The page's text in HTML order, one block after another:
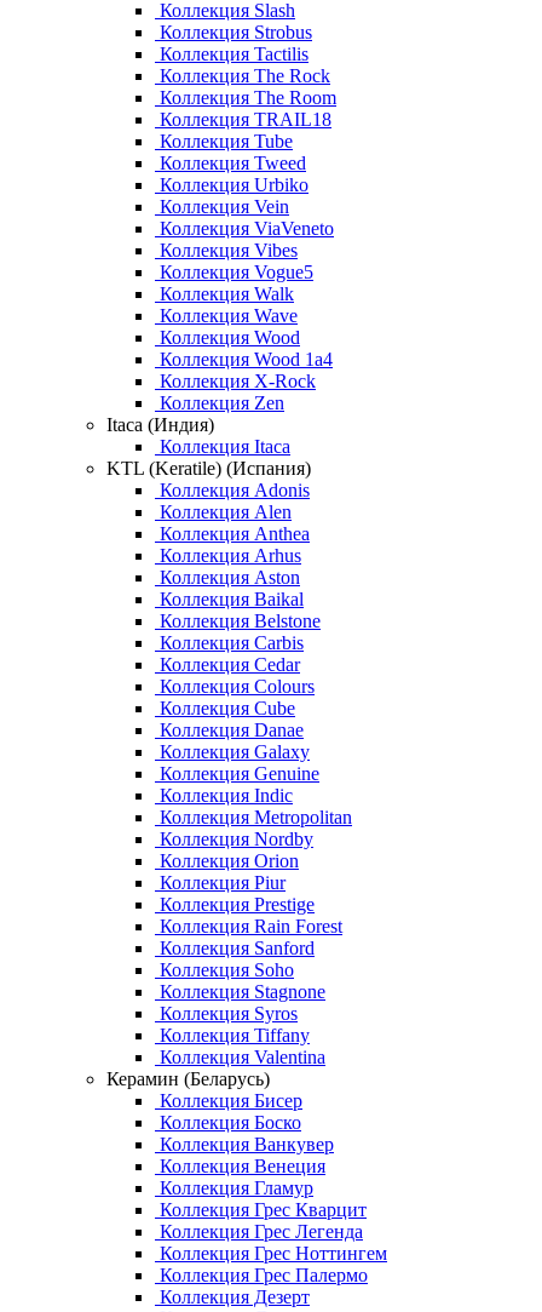
Коллекция Slash
Коллекция Strobus
Коллекция Tactilis
Коллекция The Rock
Коллекция The Room
Коллекция TRAIL18
Коллекция Tube
Коллекция Tweed
Коллекция Urbiko
Коллекция Vein
Коллекция ViaVeneto
Коллекция Vibes
Коллекция Vogue5
Коллекция Walk
Коллекция Wave
Коллекция Wood
Коллекция Wood 1a4
Коллекция X-Rock
Коллекция Zen
Itaca (Индия)
Коллекция Itaca
KTL (Keratile) (Испания)
Коллекция Adonis
Коллекция Alen
Коллекция Anthea
Коллекция Arhus
Коллекция Aston
Коллекция Baikal
Коллекция Belstone
Коллекция Carbis
Коллекция Cedar
Коллекция Colours
Коллекция Cube
Коллекция Danae
Коллекция Galaxy
Коллекция Genuine
Коллекция Indic
Коллекция Metropolitan
Коллекция Nordby
Коллекция Orion
Коллекция Piur
Коллекция Prestige
Коллекция Rain Forest
Коллекция Sanford
Коллекция Soho
Коллекция Stagnone
Коллекция Syros
Коллекция Tiffany
Коллекция Valentina
Керамин (Беларусь)
Коллекция Бисер
Коллекция Боско
Коллекция Ванкувер
Коллекция Венеция
Коллекция Гламур
Коллекция Грес Кварцит
Коллекция Грес Легенда
Коллекция Грес Ноттингем
Коллекция Грес Палермо
Коллекция Дезерт